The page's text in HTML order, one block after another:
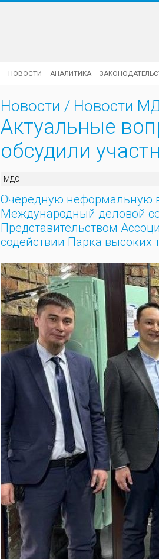
НОВОСТИ АНАЛИТИКА
Новости / Новости
Актуальные
обсудили
МДС
Очередную неформальную
Международный деловой
Представительством
содействии Парка высоких